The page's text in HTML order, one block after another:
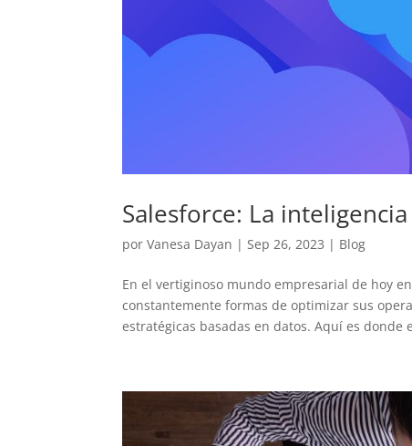
Salesforce: La
porVanesa Dayan | Sep 26, 2023 | Blog
En el vertiginoso mundo empresarial de hoy
constantemente formas de optimizar sus
estratégicas basadas en datos. Aquí es donde